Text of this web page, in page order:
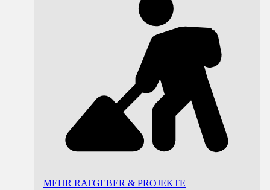
MEHR RATGEBER & PROJEKTE